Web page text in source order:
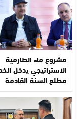
مشروع ماء الطارمية
الاستراتيجي يدخل
مطلع السنة القادمة